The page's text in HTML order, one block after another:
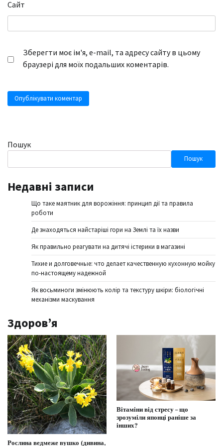
Сайт
Зберегти моє ім'я, e-mail, та адресу сайту в цьому
браузері для моїх подальших коментарів.
Пошук
Пошук
Недавні записи
Що таке маятник для ворожіння: принцип дії та правила
роботи
Де знаходяться найстаріші гори на Землі та їх назви
Як правильно реагувати на дитячі істерики в магазині
Тихие и долговечные: что делает качественную кухонную мойку
по-настоящему надежной
Як восьминоги змінюють колір та текстуру шкіри: біологічні
механізми маскування
Здоров’я
Рослина ведмеже вушко (дивина,
Вітаміни від стресу – що
зрозуміли японці раніше за
інших?